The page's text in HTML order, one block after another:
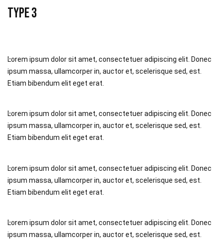
Type 3
Lorem ipsum dolor sit amet, consectetuer adipiscing elit. Donec
ipsum massa, ullamcorper in, auctor et, scelerisque sed, est.
Etiam bibendum elit eget erat.
Lorem ipsum dolor sit amet, consectetuer adipiscing elit. Donec
ipsum massa, ullamcorper in, auctor et, scelerisque sed, est.
Etiam bibendum elit eget erat.
Lorem ipsum dolor sit amet, consectetuer adipiscing elit. Donec
ipsum massa, ullamcorper in, auctor et, scelerisque sed, est.
Etiam bibendum elit eget erat.
Lorem ipsum dolor sit amet, consectetuer adipiscing elit. Donec
ipsum massa, ullamcorper in, auctor et, scelerisque sed, est.